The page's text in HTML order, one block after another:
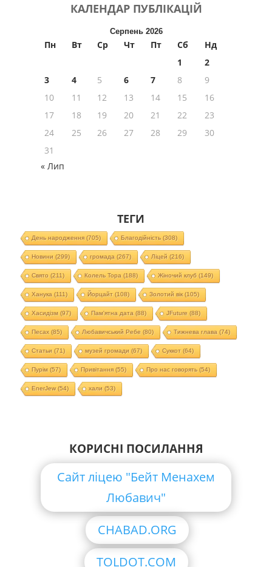
КАЛЕНДАР ПУБЛІКАЦІЙ
Серпень 2026
Пн Вт Ср Чт Пт Сб
Нд
1
2
3
4 5 6 7 8
9
10
11 12 13 14 15
16
17
18 19 20 21 22
23
24
25 26 27 28 29
30
31
« Лип
ТЕГИ
День народження(705) Благодійність (308)
Новини (299) громада (267) Ліцей (216)
Свято (211) Колель Тора (188) Жіночий клуб (149)
Ханука (111) Йорцайт (108) Золотий вік(105)
Хасидізм (97) Пам'ятна дата (88) JFuture (88)
Песах(85) Любавичський Ребе (80) Тижнева глава (74)
Статьи (71) музей громади (67) Суккот (64)
Пурім (57) Привітання(55) Про нас говорять (54)
EnerJew(54) хали (53)
КОРИСНІ ПОСИЛАННЯ
Сайт ліцею "Бейт Менахем
Любавич"
CHABAD.ORG
TOLDOT.COM